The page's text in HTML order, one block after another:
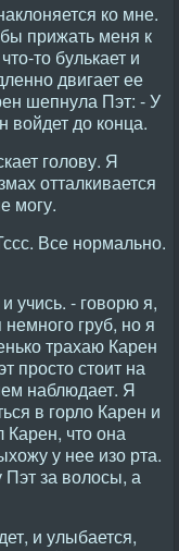
ко мне.
прижать меня к
то булькает и
двигает ее
шепнула Пэт: - У
войдет до конца.
голову. Я
отталкивается
могу.
Все нормально.
учись. - говорю я,
груб, но я
трахаю Карен
просто стоит на
наблюдает. Я
в горло Карен и
Карен, что она
у нее изо рта.
за волосы, а
и улыбается,